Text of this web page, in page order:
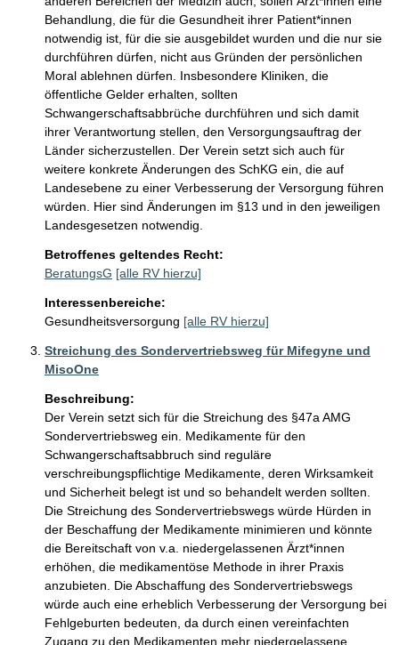
Behandlung, die für die Gesundheit ihrer Patient*innen
notwendig ist, für die sie ausgebildet wurden und die nur sie
durchführen dürfen, nicht aus Gründen der persönlichen
Moral ablehnen dürfen. Insbesondere Kliniken, die
öffentliche Gelder erhalten, sollten
Schwangerschaftsabbrüche durchführen und sich damit
ihrer Verantwortung stellen, den Versorgungsauftrag der
Länder sicherzustellen. Der Verein setzt sich auch für
weitere konkrete Änderungen des SchKG ein, die auf
Landesebene zu einer Verbesserung der Versorgung führen
würden. Hier sind Änderungen im §13 und in den jeweiligen
Landesgesetzen notwendig.
Betroffenes geltendes Recht:
BeratungsG [alle RV hierzu]
Interessenbereiche:
Gesundheitsversorgung [alle RV hierzu]
Streichung des Sondervertriebsweg für Mifegyne und
MisoOne
Beschreibung:
Der Verein setzt sich für die Streichung des §47a AMG
Sondervertriebsweg ein. Medikamente für den
Schwangerschaftsabbruch sind reguläre
verschreibungspflichtige Medikamente, deren Wirksamkeit
und Sicherheit belegt ist und so behandelt werden sollten.
Die Streichung des Sondervertriebswegs würde Hürden in
der Beschaffung der Medikamente minimieren und könnte
die Bereitschaft von v.a. niedergelassenen Ärzt*innen
erhöhen, die medikamentöse Methode in ihrer Praxis
anzubieten. Die Abschaffung des Sondervertriebswegs
würde auch eine erheblich Verbesserung der Versorgung bei
Fehlgeburten bedeuten, da durch einen vereinfachten
Zugang zu den Medikamenten mehr niedergelassene